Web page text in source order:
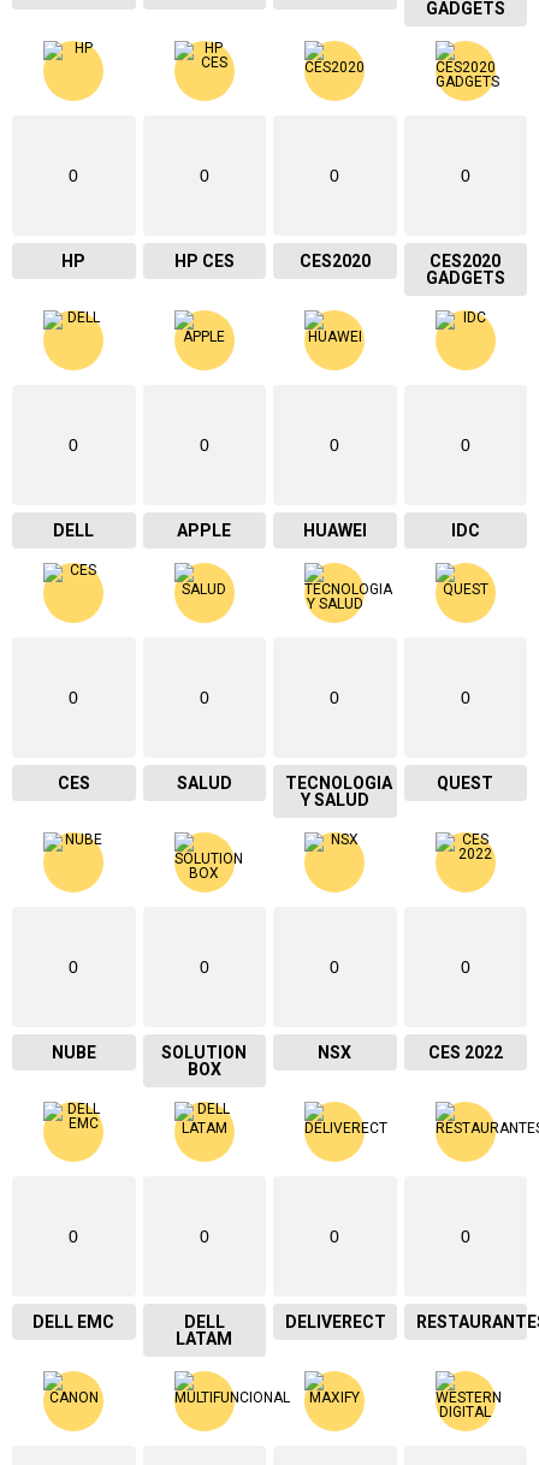
GADGETS
0
HP
0
HP CES
0
CES2020
0
CES2020
GADGETS
0
DELL
0
APPLE
0
HUAWEI
0
IDC
0
CES
0
SALUD
0
TECNOLOGIA
Y SALUD
0
QUEST
0
NUBE
0
SOLUTION
BOX
0
NSX
0
CES 2022
0
DELL EMC
0
DELL
LATAM
0
DELIVERECT
0